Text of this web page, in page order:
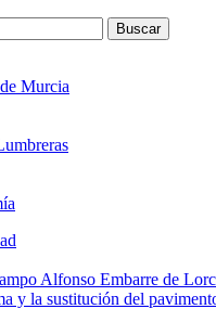
Murcia
Alfonso Embarre de
y la sustitución del